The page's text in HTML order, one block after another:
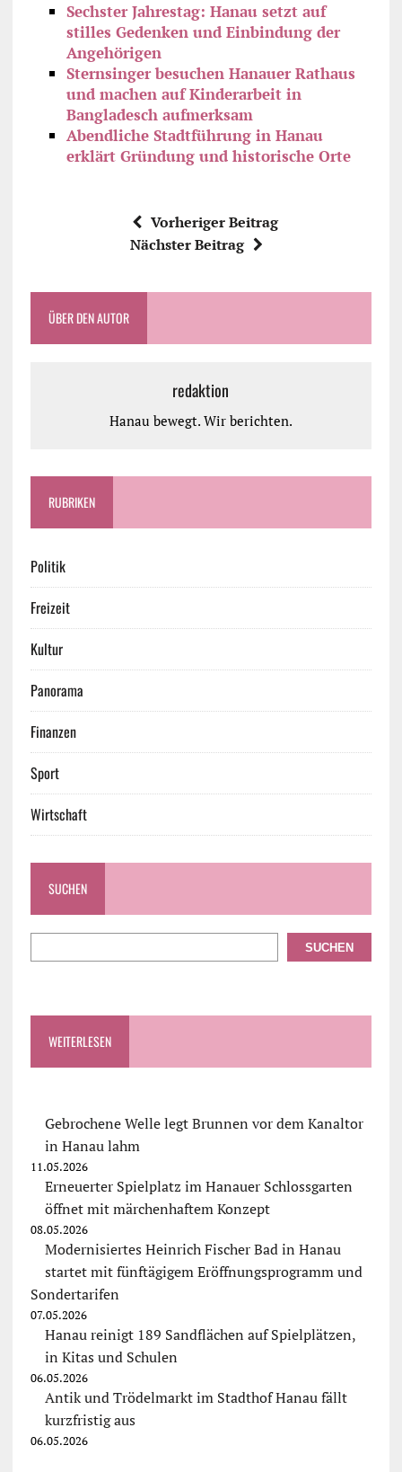
Sechster Jahrestag: Hanau setzt auf
stilles Gedenken und Einbindung der
Angehörigen
Sternsinger besuchen Hanauer Rathaus
und machen auf Kinderarbeit in
Bangladesch aufmerksam
Abendliche Stadtführung in Hanau
erklärt Gründung und historische Orte
Vorheriger Beitrag
Nächster Beitrag
ÜBER DEN AUTOR
redaktion
Hanau bewegt. Wir berichten.
RUBRIKEN
Politik
Freizeit
Kultur
Panorama
Finanzen
Sport
Wirtschaft
SUCHEN
SUCHEN
WEITERLESEN
Gebrochene Welle legt Brunnen vor dem Kanaltor
in Hanau lahm
11.05.2026
Erneuerter Spielplatz im Hanauer Schlossgarten
öffnet mit märchenhaftem Konzept
08.05.2026
Modernisiertes Heinrich Fischer Bad in Hanau
startet mit fünftägigem Eröffnungsprogramm und
Sondertarifen
07.05.2026
Hanau reinigt 189 Sandflächen auf Spielplätzen,
in Kitas und Schulen
06.05.2026
Antik und Trödelmarkt im Stadthof Hanau fällt
kurzfristig aus
06.05.2026